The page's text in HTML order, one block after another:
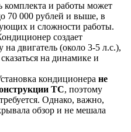
комплекта и работы может
70 000 рублей и выше, в
и сложности работы.
создает
двигатель (около 3-5 л.с.),
на динамике и
кондиционера не
ТС, поэтому
Однако, важно,
обзор и не мешала